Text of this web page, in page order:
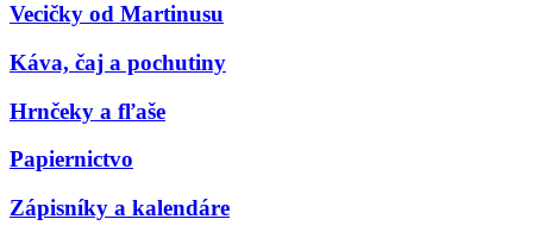
Vecičky od Martinusu
Káva, čaj a pochutiny
Hrnčeky a fľaše
Papiernictvo
Zápisníky a kalendáre